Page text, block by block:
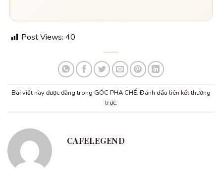
Post Views: 40
Bài viết này được đăng trong GÓC PHA CHẾ. Đánh dấu liên kết thường
trực.
CAFELEGEND